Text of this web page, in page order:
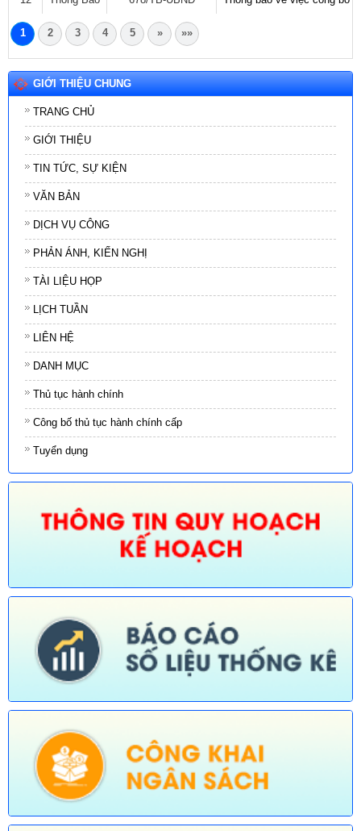
1 2 3 4 5 » »»
GIỚI THIỆU CHUNG
TRANG CHỦ
GIỚI THIỆU
TIN TỨC, SỰ KIỆN
VĂN BẢN
DỊCH VỤ CÔNG
PHẢN ÁNH, KIẾN NGHỊ
TÀI LIỆU HỌP
LỊCH TUẦN
LIÊN HỆ
DANH MỤC
Thủ tục hành chính
Công bố thủ tục hành chính cấp
Tuyển dụng